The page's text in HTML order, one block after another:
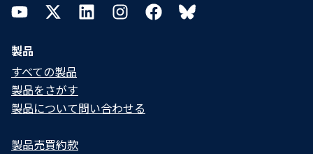
YouTubeTwitterLinkedInInstagramFacebookBluesky
製品
すべての製品
製品をさがす
製品について問い合わせる​
製品売買約款